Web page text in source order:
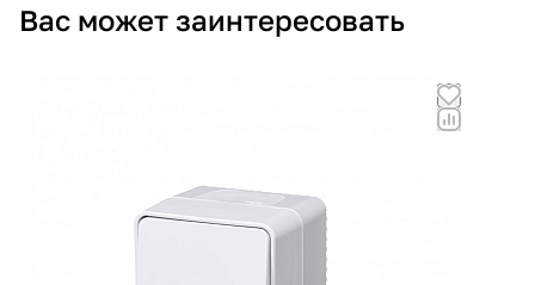
Вас может заинтересовать